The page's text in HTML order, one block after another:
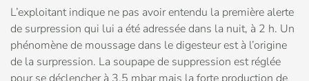
L’exploitant indique ne pas avoir entendu la première alerte
de surpression qui lui a été adressée dans la nuit, à 2 h. Un
phénomène de moussage dans le digesteur est à l’origine
de la surpression. La soupape de suppression est réglée